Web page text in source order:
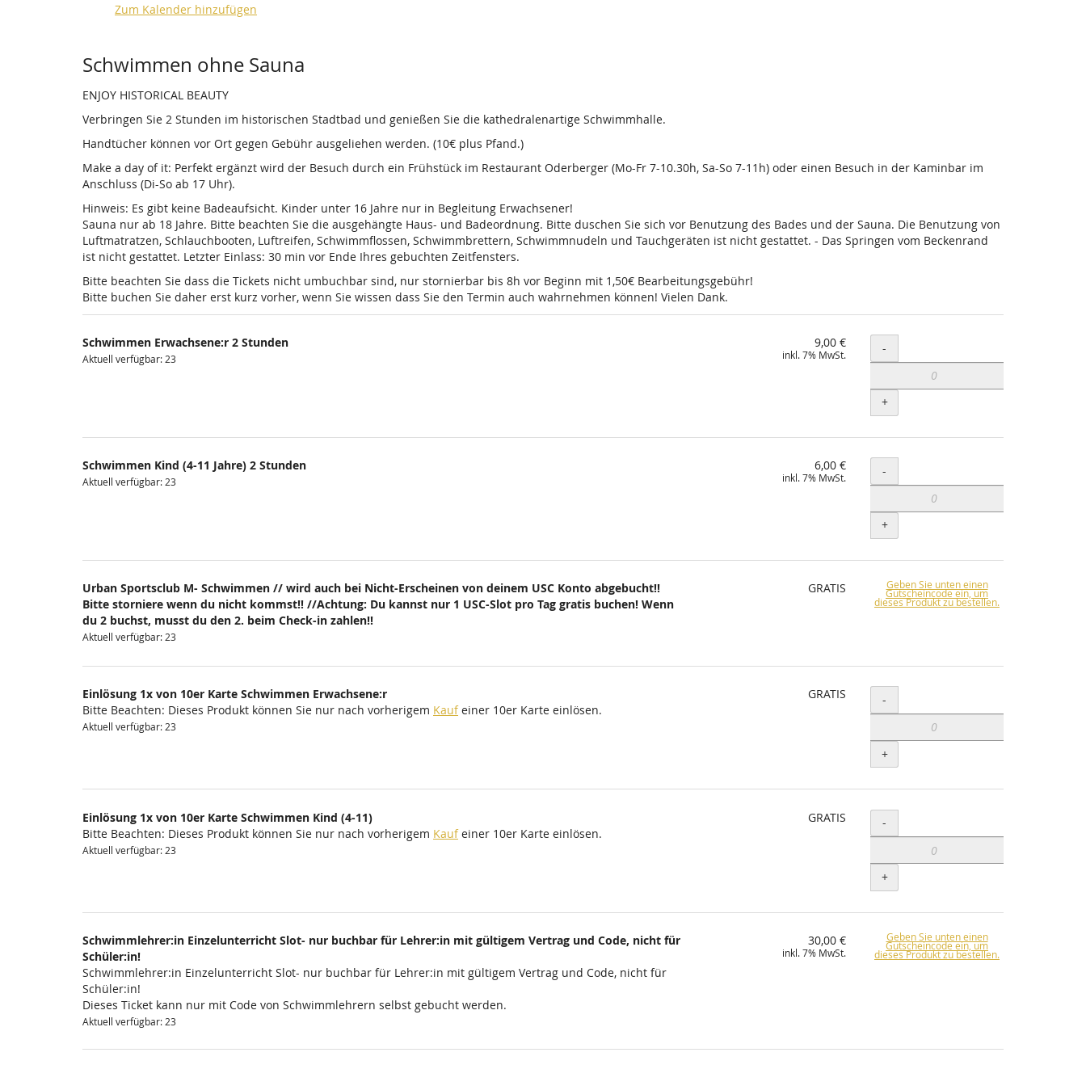
Zum Kalender hinzufügen
Produkte
Schwimmen ohne Sauna
ENJOY HISTORICAL BEAUTY
Verbringen Sie 2 Stunden im historischen Stadtbad und genießen Sie die kathedralenartige Schwimmhalle.
Handtücher können vor Ort gegen Gebühr ausgeliehen werden. (10€ plus Pfand.)
Make a day of it: Perfekt ergänzt wird der Besuch durch ein Frühstück im Restaurant Oderberger (Mo-Fr 7-10.30h, Sa-So 7-11h) oder einen Besuch in der Kaminbar im
Anschluss (Di-So ab 17 Uhr).
Hinweis: Es gibt keine Badeaufsicht. Kinder unter 16 Jahre nur in Begleitung Erwachsener!
Sauna nur ab 18 Jahre. Bitte beachten Sie die ausgehängte Haus- und Badeordnung. Bitte duschen Sie sich vor Benutzung des Bades und der Sauna. Die Benutzung von
Luftmatratzen, Schlauchbooten, Luftreifen, Schwimmflossen, Schwimmbrettern, Schwimmnudeln und Tauchgeräten ist nicht gestattet. - Das Springen vom Beckenrand
ist nicht gestattet. Letzter Einlass: 30 min vor Ende Ihres gebuchten Zeitfensters.
Bitte beachten Sie dass die Tickets nicht umbuchbar sind, nur stornierbar bis 8h vor Beginn mit 1,50€ Bearbeitungsgebühr!
Bitte buchen Sie daher erst kurz vorher, wenn Sie wissen dass Sie den Termin auch wahrnehmen können! Vielen Dank.
Schwimmen Erwachsene:r 2 Stunden
Aktuell verfügbar: 23
9,00 €
inkl. 7% MwSt. Menge
-
+
Schwimmen Kind (4-11 Jahre) 2 Stunden
Aktuell verfügbar: 23
6,00 €
inkl. 7% MwSt. Menge
-
+
Urban Sportsclub M- Schwimmen // wird auch bei Nicht-Erscheinen von deinem USC Konto abgebucht!!
Bitte storniere wenn du nicht kommst!! //Achtung: Du kannst nur 1 USC-Slot pro Tag gratis buchen! Wenn
du 2 buchst, musst du den 2. beim Check-in zahlen!!
Aktuell verfügbar: 23
GRATIS Geben Sie unten einen
Gutscheincode ein, um
dieses Produkt zu bestellen.
Einlösung 1x von 10er Karte Schwimmen Erwachsene:r
Bitte Beachten: Dieses Produkt können Sie nur nach vorherigem Kaufeiner 10er Karte einlösen.
Aktuell verfügbar: 23
GRATIS Menge
-
+
Einlösung 1x von 10er Karte Schwimmen Kind (4-11)
Bitte Beachten: Dieses Produkt können Sie nur nach vorherigem Kaufeiner 10er Karte einlösen.
Aktuell verfügbar: 23
GRATIS Menge
-
+
Schwimmlehrer:in Einzelunterricht Slot- nur buchbar für Lehrer:in mit gültigem Vertrag und Code, nicht für
Schüler:in!
Schwimmlehrer:in Einzelunterricht Slot- nur buchbar für Lehrer:in mit gültigem Vertrag und Code, nicht für
Schüler:in!
Dieses Ticket kann nur mit Code von Schwimmlehrern selbst gebucht werden.
Aktuell verfügbar: 23
30,00 €
inkl. 7% MwSt.
Geben Sie unten einen
Gutscheincode ein, um
dieses Produkt zu bestellen.